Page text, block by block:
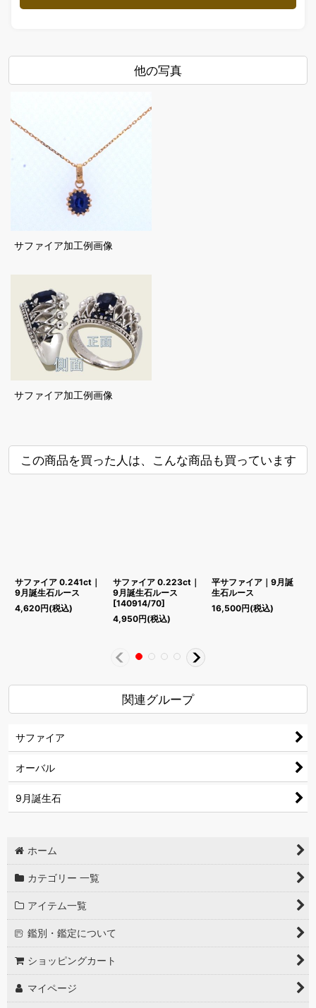
他の写真
サファイア加工例画像
サファイア加工例画像
この商品を買った人は、こんな商品も買っています
サファイア 0.241ct｜
9月誕生石ルース
4,620円(税込)
サファイア 0.223ct｜
9月誕生石ルース
[140914/70]
4,950円(税込)
平サファイア｜9月誕
生石ルース
16,500円(税込)
関連グループ
サファイア
オーバル
9月誕生石
ホーム
カテゴリー 一覧
アイテム一覧
鑑別・鑑定について
ショッピングカート
マイページ